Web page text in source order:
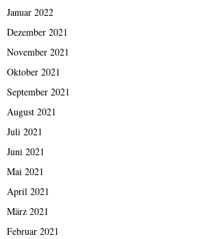
Januar 2022
Dezember 2021
November 2021
Oktober 2021
September 2021
August 2021
Juli 2021
Juni 2021
Mai 2021
April 2021
März 2021
Februar 2021